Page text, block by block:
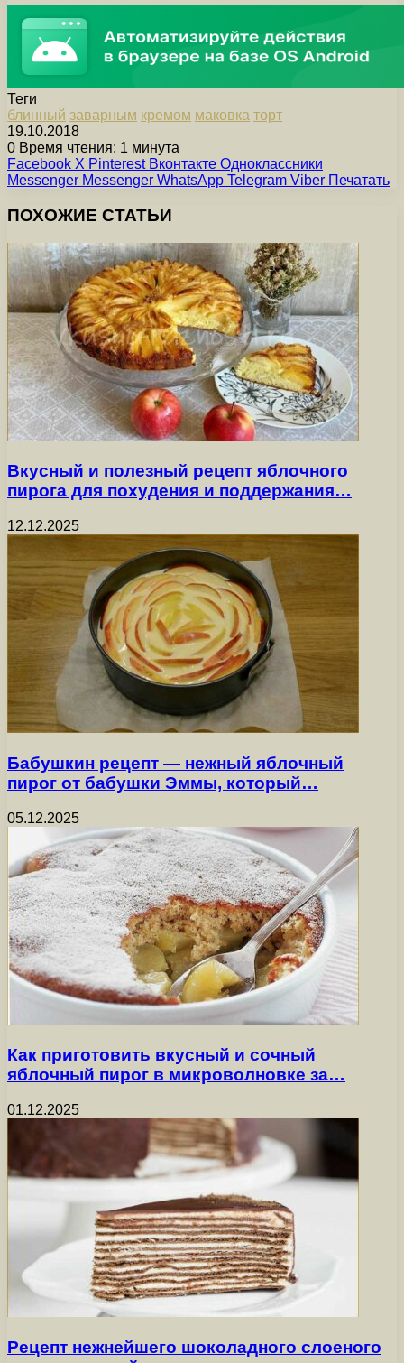
Теги
блинный заварным кремом маковка торт
19.10.2018
0 Время чтения: 1 минута
Facebook X Pinterest Вконтакте Одноклассники
Messenger Messenger WhatsApp Telegram Viber Печатать
ПОХОЖИЕ СТАТЬИ
Вкусный и полезный рецепт яблочного
пирога для похудения и поддержания…
12.12.2025
Бабушкин рецепт — нежный яблочный
пирог от бабушки Эммы, который…
05.12.2025
Как приготовить вкусный и сочный
яблочный пирог в микроволновке за…
01.12.2025
Рецепт нежнейшего шоколадного слоеного